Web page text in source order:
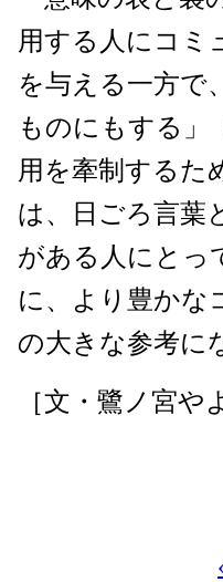
用する人にコミ
を与える一方で
ものにもする」
用を牽制するた
は、日ごろ言葉
がある人にとっ
に、より豊かな
の大きな参考に
［文・鷺ノ宮や